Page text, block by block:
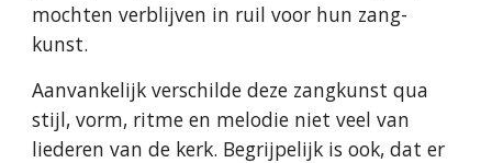
mochten verblijven in ruil voor hun zang-
kunst.
Aanvankelijk verschilde deze zangkunst qua
stijl, vorm, ritme en melodie niet veel van
liederen van de kerk. Begrijpelijk is ook, dat er